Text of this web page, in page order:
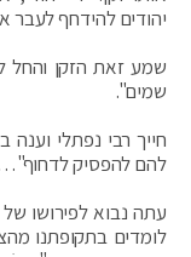
יהודים להידחף לעבר
שמע זאת הזקן והחל
שמים".
חייך רבי נפתלי
להם להפסיק לדחוף"…
עתה נבוא לפירושו
לומדים בתקופתנו